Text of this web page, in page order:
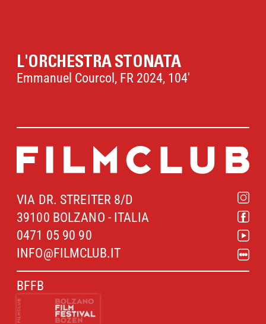
L'ORCHESTRA STONATA
Emmanuel Courcol, FR 2024, 104'
VIA DR. STREITER 8/D
39100 BOLZANO - ITALIA
0471 05 90 90
INFO@FILMCLUB.IT
BFFB